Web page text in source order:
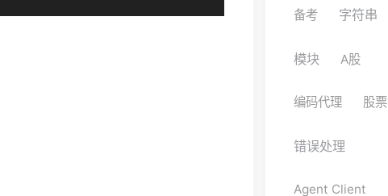
备考 字符串
模块 A股
编码代理 股
错误处理
Agent Client